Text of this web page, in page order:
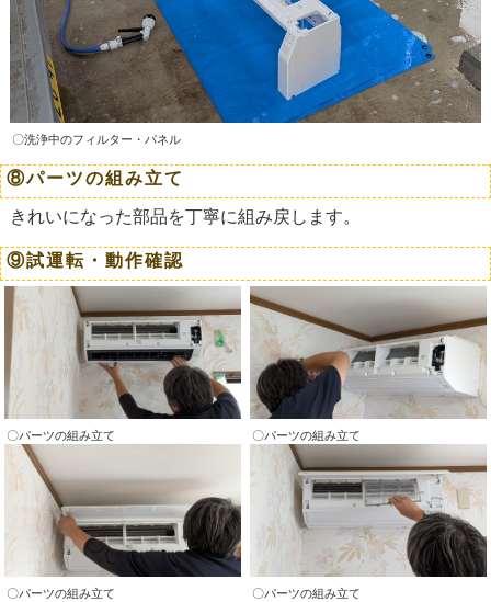
〇洗浄中のフィルター・パネル
⑧パーツの組み立て
きれいになった部品を丁寧に組み戻します。
⑨試運転・動作確認
〇パーツの組み立て 〇パーツの組み立て
〇パーツの組み立て 〇パーツの組み立て